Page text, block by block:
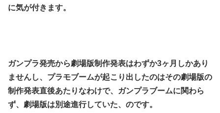
に気が付きます。
ガンプラ発売から劇場版制作発表はわずか3ヶ月しかあり
ませんし、プラモブームが起こり出したのはその劇場版の
制作発表直後あたりなわけで、ガンプラブームに関わら
ず、劇場版は別途進行していた、のです。